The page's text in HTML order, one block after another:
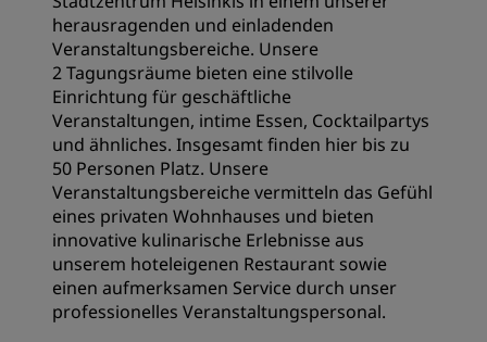
herausragenden und einladenden
Veranstaltungsbereiche. Unsere
2 Tagungsräume bieten eine stilvolle
Einrichtung für geschäftliche
Veranstaltungen, intime Essen, Cocktailpartys
und ähnliches. Insgesamt finden hier bis zu
50 Personen Platz. Unsere
Veranstaltungsbereiche vermitteln das Gefühl
eines privaten Wohnhauses und bieten
innovative kulinarische Erlebnisse aus
unserem hoteleigenen Restaurant sowie
einen aufmerksamen Service durch unser
professionelles Veranstaltungspersonal.